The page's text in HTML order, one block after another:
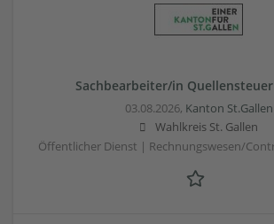
Sachbearbeiter/in
03.08.2026, Kanton St.Gallen
Wahlkreis St. Gallen
Öffentlicher Dienst | Rechnungswesen/